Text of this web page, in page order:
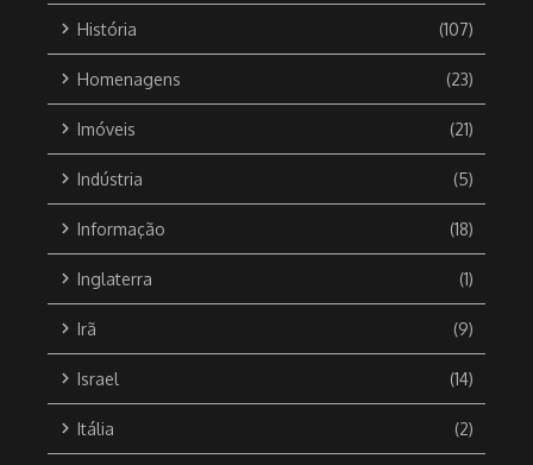
História (107)
Homenagens (23)
Imóveis (21)
Indústria (5)
Informação (18)
Inglaterra (1)
Irã (9)
Israel (14)
Itália (2)